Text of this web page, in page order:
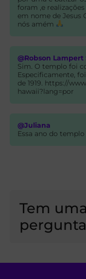
foram ,e
em nome de Jesus
nós amém
@Robson Lampert
Sim. O templo foi
Especificamente,
de 1919. https://
hawaii?lang=por
@Juliana
Essa ano do templo
Tem uma